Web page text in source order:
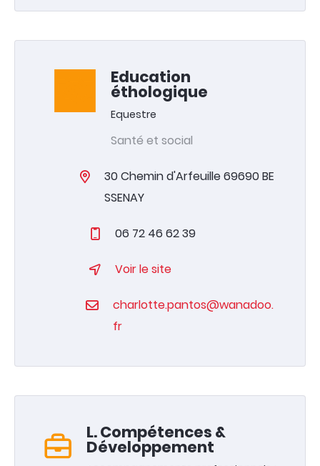
Education
éthologique
Equestre
Santé et social
30 Chemin d'Arfeuille 69690 BE
SSENAY
06 72 46 62 39
Voir le site
charlotte.pantos@wanadoo.
fr
L. Compétences &
Développement